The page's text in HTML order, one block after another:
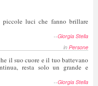
luci che fanno brillare
--Giorgia Stella
in Persone
il suo cuore e il tuo battevano
resta solo un grande e
--Giorgia Stella